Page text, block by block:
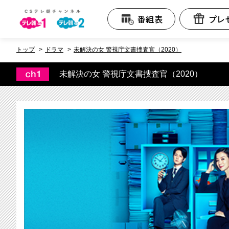
テレビ朝日CS
番組表 プレ
トップ ドラマ 未解決の女 警視庁文書捜査官（2020）
未解決の女 警視庁文書捜査官（2020）